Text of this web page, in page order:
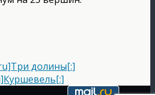
долины[:]